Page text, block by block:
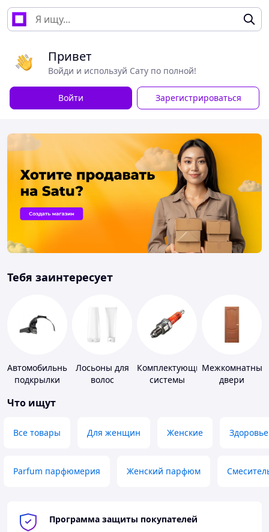
Привет
Войди и используй Сату по полной!
Войти Зарегистрироваться
Тебя заинтересует
Автомобильные
подкрылки
Лосьоны для
волос
Комплектующие
системы
Межкомнатные
двери
Что ищут
Все товары Для женщин Женские Здоровье
Parfum парфюмерия Женский парфюм
Программа защиты покупателей